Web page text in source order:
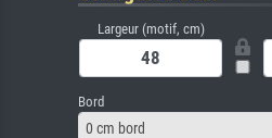
Largeur (motif, cm)
Bord
0 cm bord